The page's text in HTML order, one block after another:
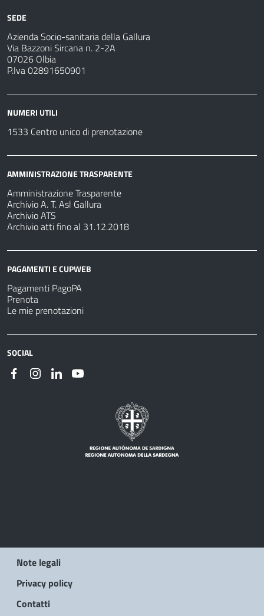
SEDE
Azienda Socio-sanitaria della Gallura
Via Bazzoni Sircana n. 2-2A
07026 Olbia
P.Iva 02891650901
NUMERI UTILI
1533 Centro unico di prenotazione
AMMINISTRAZIONE TRASPARENTE
Amministrazione Trasparente
Archivio A. T. Asl Gallura
Archivio ATS
Archivio atti fino al 31.12.2018
PAGAMENTI E CUPWEB
Pagamenti PagoPA
Prenota
Le mie prenotazioni
SOCIAL
Note legali
Privacy policy
Contatti